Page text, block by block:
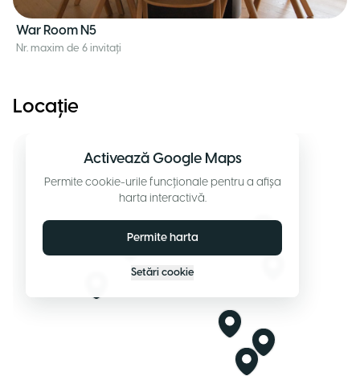
War Room N5
Nr. maxim de 6 invitați
Locație
Activează Google Maps
Permite cookie-urile funcționale pentru a afișa
harta interactivă.
Permite harta
Setări cookie